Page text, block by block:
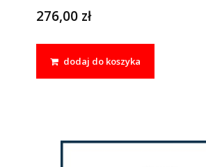
276,00 zł
dodaj do koszyka